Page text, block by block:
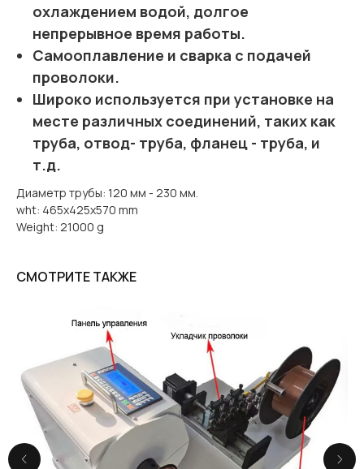
охлаждением водой, долгое
непрерывное время работы.
Самооплавление и сварка с подачей
проволоки.
Широко используется при установке на
месте различных соединений, таких как
труба, отвод- труба, фланец - труба, и
т.д.
Диаметр трубы: 120 мм - 230 мм.
wht: 465x425x570 mm
Weight: 21000 g
СМОТРИТЕ ТАКЖЕ